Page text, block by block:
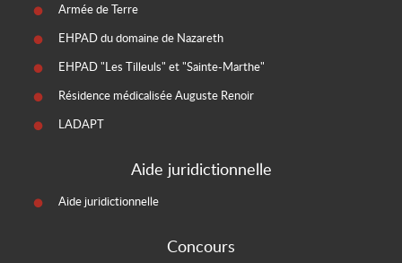
Armée de Terre
EHPAD du domaine de Nazareth
EHPAD "Les Tilleuls" et "Sainte-Marthe"
Résidence médicalisée Auguste Renoir
LADAPT
Aide juridictionnelle
Aide juridictionnelle
Concours